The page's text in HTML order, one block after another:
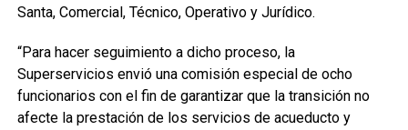
Santa, Comercial, Técnico, Operativo y Jurídico.
“Para hacer seguimiento a dicho proceso, la
Superservicios envió una comisión especial de ocho
funcionarios con el fin de garantizar que la transición no
afecte la prestación de los servicios de acueducto y